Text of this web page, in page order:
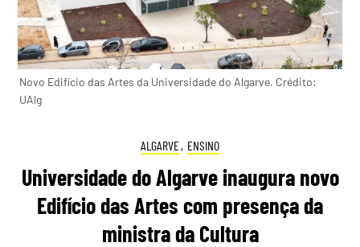
Novo Edifício das Artes da Universidade do Algarve. Crédito:
UAlg
ALGARVE, ENSINO
Universidade do Algarve inaugura novo
Edifício das Artes com presença da
ministra da Cultura